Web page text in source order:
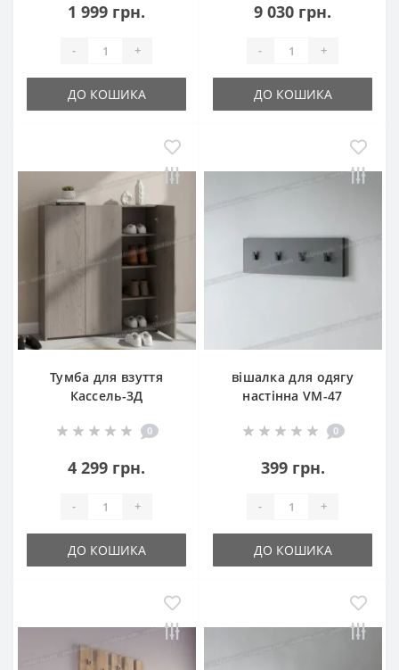
1 999 грн.
- +
ДО КОШИКА
9 030 грн.
- +
ДО КОШИКА
Тумба для взуття
Кассель-3Д
0
4 299 грн.
- +
ДО КОШИКА
вішалка для одягу
настінна VM-47
0
399 грн.
- +
ДО КОШИКА